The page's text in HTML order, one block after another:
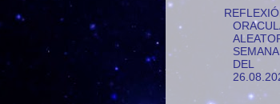
SEMANA
DEL